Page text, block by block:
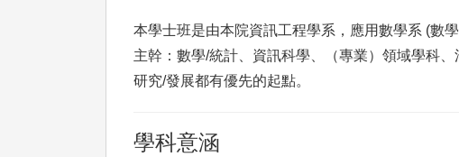
本學士班是由本院資訊工程學系，應用數學系 (數
主幹：數學/統計、資訊科學、（專業）領域學科
研究/發展都有優先的起點。
學科意涵